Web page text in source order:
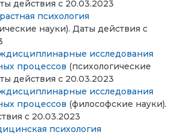
действия с 20.03.2023
психология
науки). Даты действия с
исследования
процессов (психологические
действия с 20.03.2023
исследования
процессов (философские науки).
с 20.03.2023
психология